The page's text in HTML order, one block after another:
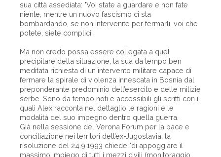
sua città assediata: "Voi state a guardare e non fate
niente, mentre un nuovo fascismo ci sta
bombardando, se non intervenite per fermarli, voi che
potete, siete complici”.
Ma non credo possa essere collegata a quel
precipitare della situazione, la sua da tempo ben
meditata richiesta di un intervento militare capace di
fermare la spirale di violenza innescata in Bosnia dal
preponderante predominio dell’esercito e delle milizie
serbe. Sono da tempo noti e accessibili gli scritti con i
quali Alex racconta nel dettaglio le ragioni e le
modalità del suo impegno dentro quella guerra.
Già nella sessione del Verona Forum per la pace e
conciliazione nei territori dell’ex-Jugoslavia, la
risoluzione del 24.9.1993 chiede "di appoggiare il
massimo impiego di tutti i mezzi civili (monitoraggio,